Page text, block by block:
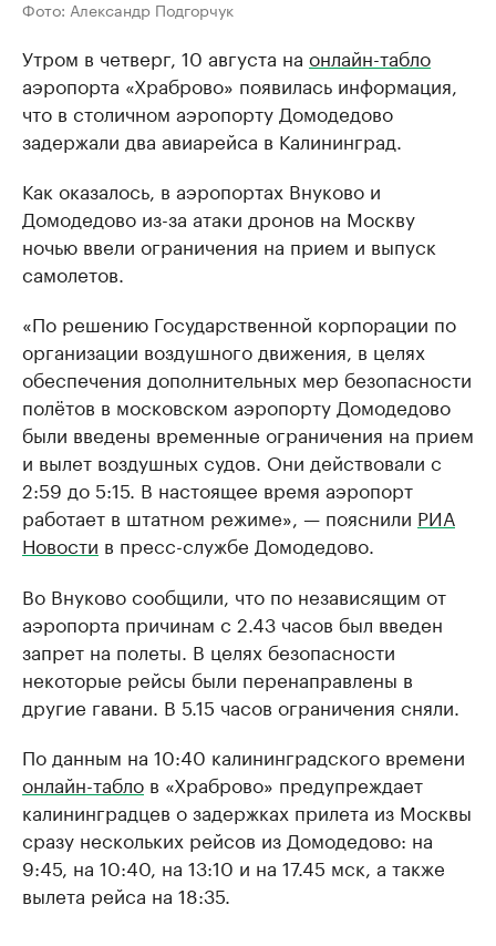
Фото: Александр Подгорчук
Утром в четверг, 10 августа на онлайн-табло
аэропорта «Храброво» появилась информация,
что в столичном аэропорту Домодедово
задержали два авиарейса в Калининград.
Как оказалось, в аэропортах Внуково и
Домодедово из-за атаки дронов на Москву
ночью ввели ограничения на прием и выпуск
самолетов.
«По решению Государственной корпорации по
организации воздушного движения, в целях
обеспечения дополнительных мер безопасности
полётов в московском аэропорту Домодедово
были введены временные ограничения на прием
и вылет воздушных судов. Они действовали с
2:59 до 5:15. В настоящее время аэропорт
работает в штатном режиме», — пояснили РИА
Новости в пресс-службе Домодедово.
Во Внуково сообщили, что по независящим от
аэропорта причинам с 2.43 часов был введен
запрет на полеты. В целях безопасности
некоторые рейсы были перенаправлены в
другие гавани. В 5.15 часов ограничения сняли.
По данным на 10:40 калининградского времени
онлайн-табло в «Храброво» предупреждает
калининградцев о задержках прилета из Москвы
сразу нескольких рейсов из Домодедово: на
9:45, на 10:40, на 13:10 и на 17.45 мск, а также
вылета рейса на 18:35.